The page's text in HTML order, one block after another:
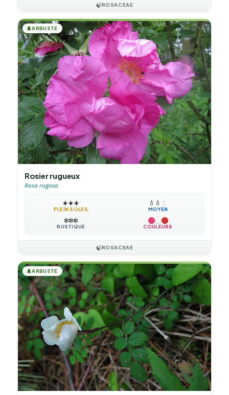
🍃ROSACEAE
🌲ARBUSTE
Rosier rugueux
Rosa rugosa
☀️☀️☀️
PLEIN SOLEIL
💧 💧 💧
MOYEN
❄️❄️❄️
RUSTIQUE COULEURS
🍃ROSACEAE
🌲ARBUSTE